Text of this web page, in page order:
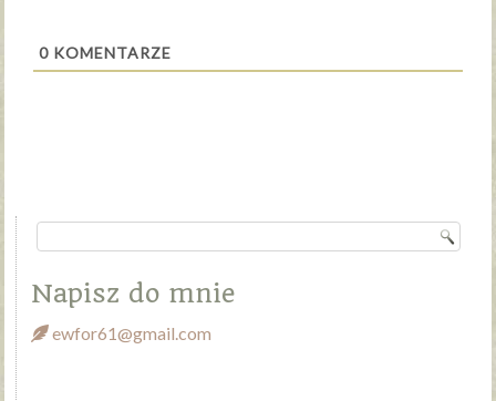
0 KOMENTARZE
Napisz do mnie
ewfor61@gmail.com